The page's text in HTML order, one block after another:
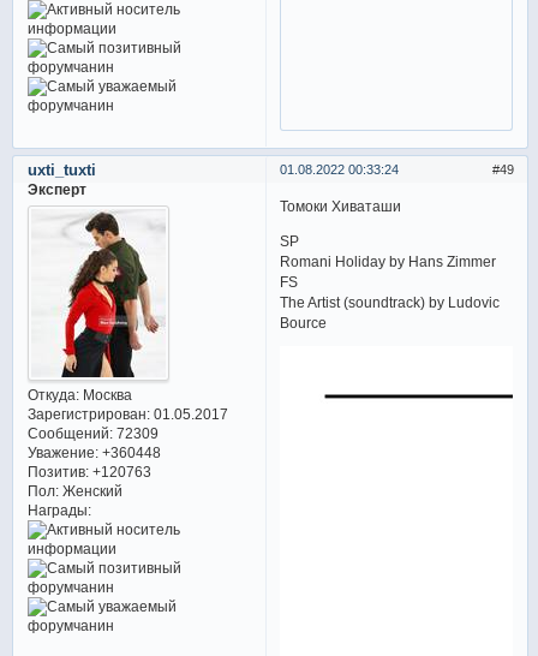
49
01.08.2022 00:33:24
uxti_tuxti
Эксперт
Откуда:Москва
Зарегистрирован: 01.05.2017
Сообщений:72309
Уважение: +360448
Позитив: +120763
Пол:Женский
Награды:
Томоки Хиваташи
SP
Romani Holiday by Hans Zimmer
FS
The Artist (soundtrack) by Ludovic
Bource